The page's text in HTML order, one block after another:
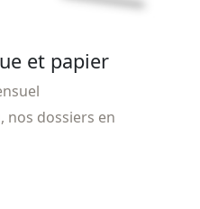
et papier
nos dossiers en